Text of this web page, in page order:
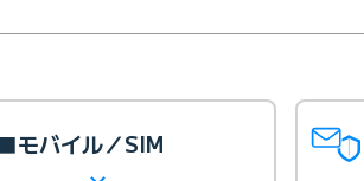
■モバイル／SIM